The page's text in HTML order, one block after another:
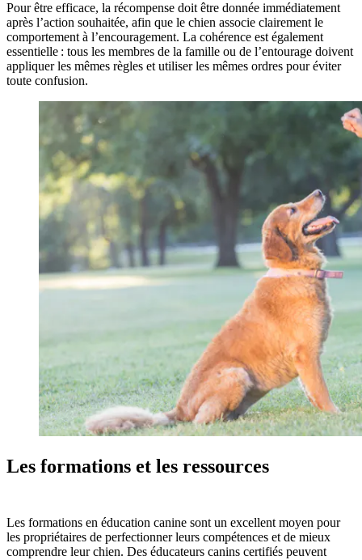
Pour être efficace, la récompense doit être donnée immédiatement
après l’action souhaitée, afin que le chien associe clairement le
comportement à l’encouragement. La cohérence est également
essentielle : tous les membres de la famille ou de l’entourage doivent
appliquer les mêmes règles et utiliser les mêmes ordres pour éviter
toute confusion.
Les formations et les ressources
Les formations en éducation canine sont un excellent moyen pour
les propriétaires de perfectionner leurs compétences et de mieux
comprendre leur chien. Des éducateurs canins certifiés peuvent